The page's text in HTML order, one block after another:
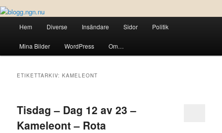
Hem Diverse Insändare Sidor Politik
Mina Bilder WordPress Om…
ETIKETTARKIV:KAMELEONT
Tisdag – Dag 12 av 23 –
Kameleont – Rota